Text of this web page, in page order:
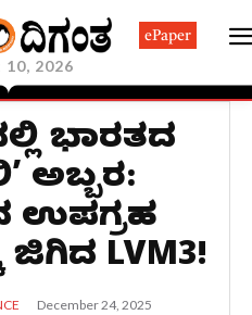
2026
ePaper
ಭಾರತದ
ಅಬ್ಬರ:
ಉಪಗ್ರಹ
ಜಿಗಿದ LVM3!
December 24, 2025